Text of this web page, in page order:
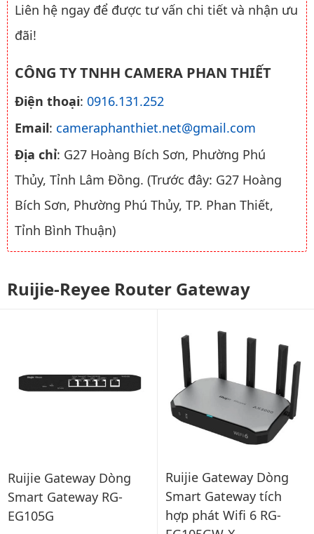
Liên hệ ngay để được tư vấn chi tiết và nhận ưu
đãi!
CÔNG TY TNHH CAMERA PHAN THIẾT
Điện thoại: 0916.131.252
Email: cameraphanthiet.net@gmail.com
Địa chỉ: G27 Hoàng Bích Sơn, Phường Phú
Thủy, Tỉnh Lâm Đồng. (Trước đây: G27 Hoàng
Bích Sơn, Phường Phú Thủy, TP. Phan Thiết,
Tỉnh Bình Thuận)
Ruijie-Reyee Router Gateway
Ruijie Gateway Dòng
Smart Gateway RG-
EG105G
Ruijie Gateway Dòng
Smart Gateway tích
hợp phát Wifi 6 RG-